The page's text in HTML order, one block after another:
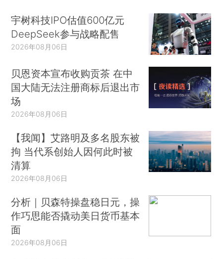
宇树科技IPO估值600亿元
DeepSeek参与战略配售
2026年08月06日
贝恩资本宣布收购贡茶 在中
国大陆无法注册商标后退出市
场
2026年08月06日
【我闻】艾路明及多名股东被
拘 当代系创始人因何此时被
清算
2026年08月06日
分析｜贝森特操盘稳日元，操
作巧思能否撬动美日货币基本
面
2026年08月06日